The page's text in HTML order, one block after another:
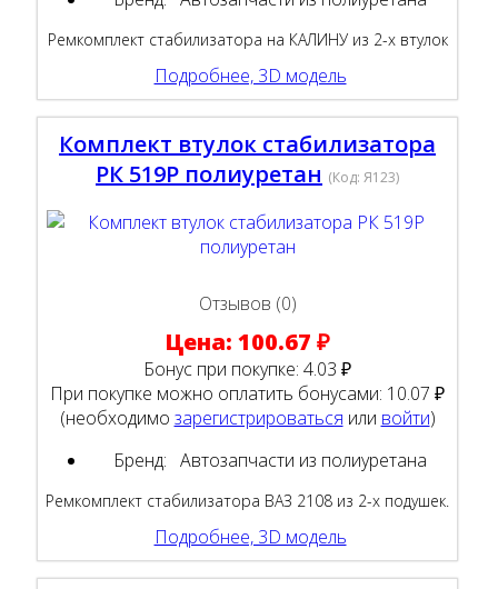
Ремкомплект стабилизатора на КАЛИНУ из 2-х втулок
Подробнее, 3D модель
Комплект втулок стабилизатора
РК 519Р полиуретан (Код:Я123)
Отзывов (0)
Цена:100.67 ₽
Бонус при покупке:4.03 ₽
При покупке можно оплатить бонусами: 10.07 ₽
(необходимо зарегистрироваться или войти)
Бренд: Автозапчасти из полиуретана
Ремкомплект стабилизатора ВАЗ 2108 из 2-х подушек.
Подробнее, 3D модель